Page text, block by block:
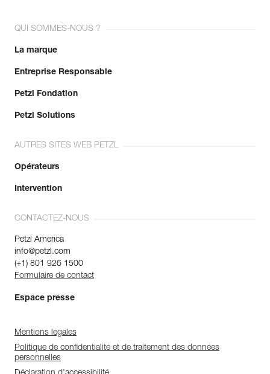
QUI SOMMES-NOUS ?
La marque
Entreprise Responsable
Petzl Fondation
Petzl Solutions
AUTRES SITES WEB PETZL
Opérateurs
Intervention
CONTACTEZ-NOUS
Petzl America
info@petzl.com
(+1) 801 926 1500
Formulaire de contact
Espace presse
Mentions légales
Politique de confidentialité et de traitement des données
personnelles